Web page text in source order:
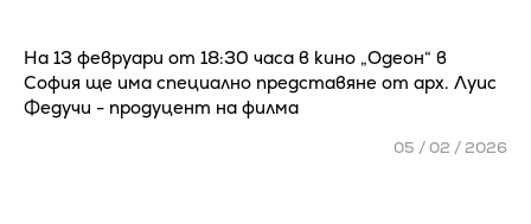
На 13 февруари от 18:30 часа в кино „Одеон“ в
София ще има специално представяне от арх. Луис
Федучи - продуцент на филма
05 / 02 / 2026